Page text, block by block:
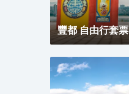
豐都 自由行套票